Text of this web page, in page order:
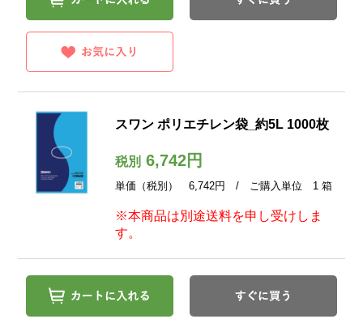
スワン ポリエチレン袋_約5L 1000枚
税別6,742円
単価（税別） 6,742円 / ご購入単位 1 箱
※本商品は別途送料を申し受けしま
す。